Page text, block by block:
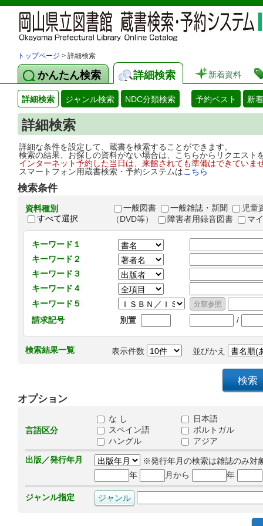
トップページ > 詳細検索
かんたん検索 詳細検索 新着資料
詳細検索 ジャンル検索 NDC分類検索 予約ベスト 新
詳細検索
詳細な条件を設定して、蔵書を検索することができます。
検索の結果、お探しの資料がない場合は、こちらからリクエス
インターネット予約した当日は、来館されても準備はできてい
スマートフォン用蔵書検索・予約システムはこちら
検索条件
資料種別
すべて選択
一般図書 一般雑誌・新聞
児童
（DVD等）
障害者用録音図書 マ
キーワード１
キーワード２
キーワード３
キーワード４
キーワード５
請求記号
別置 /
検索結果一覧 表示件数 並びかえ
オプション
言語区分
な し
日本語
スペイン語
ポルトガル
ハングル
アジア
出版／発行年月
※発行年月の検索は雑誌のみ対
年
月から 年
ジャンル指定